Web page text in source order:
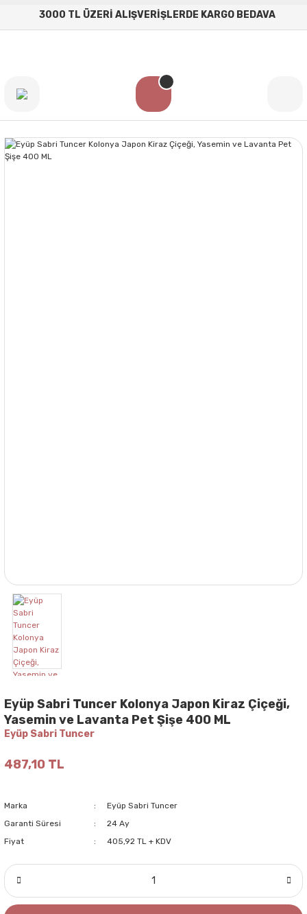
3000 TL ÜZERİ ALIŞVERİŞLERDE KARGO BEDAVA
Eyüp Sabri Tuncer Kolonya Japon Kiraz Çiçeği,
Yasemin ve Lavanta Pet Şişe 400 ML
Eyüp Sabri Tuncer
487,10 TL
Marka
Eyüp Sabri Tuncer
Garanti Süresi
24 Ay
Fiyat
405,92 TL + KDV